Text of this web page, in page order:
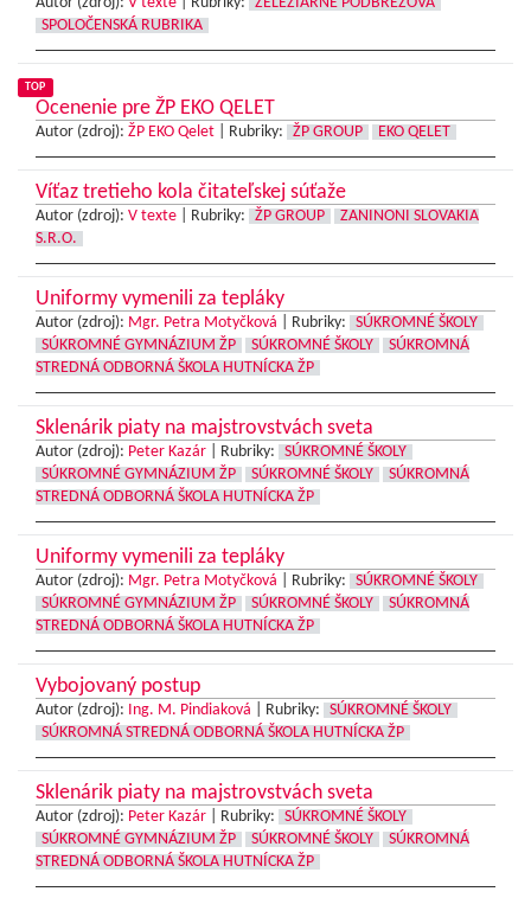
SPOLOČENSKÁ RUBRIKA
TOP
Ocenenie pre ŽP EKO QELET
Autor (zdroj): ŽP EKO Qelet Rubriky: ŽP GROUP EKO QELET
Víťaz tretieho kola čitateľskej súťaže
Autor (zdroj): V texte Rubriky: ŽP GROUP
ZANINONI SLOVAKIA
S.R.O.
Uniformy vymenili za tepláky
Autor (zdroj): Mgr. Petra Motyčková Rubriky:
SÚKROMNÉ ŠKOLY
SÚKROMNÉ GYMNÁZIUM ŽP
SÚKROMNÉ ŠKOLY
SÚKROMNÁ
STREDNÁ ODBORNÁ ŠKOLA HUTNÍCKA ŽP
Sklenárik piaty na majstrovstvách sveta
Autor (zdroj): Peter Kazár Rubriky:
SÚKROMNÉ ŠKOLY
SÚKROMNÉ GYMNÁZIUM ŽP
SÚKROMNÉ ŠKOLY
SÚKROMNÁ
STREDNÁ ODBORNÁ ŠKOLA HUTNÍCKA ŽP
Uniformy vymenili za tepláky
Autor (zdroj): Mgr. Petra Motyčková Rubriky:
SÚKROMNÉ ŠKOLY
SÚKROMNÉ GYMNÁZIUM ŽP
SÚKROMNÉ ŠKOLY
SÚKROMNÁ
STREDNÁ ODBORNÁ ŠKOLA HUTNÍCKA ŽP
Vybojovaný postup
Autor (zdroj): Ing. M. Pindiaková Rubriky:
SÚKROMNÉ ŠKOLY
SÚKROMNÁ STREDNÁ ODBORNÁ ŠKOLA HUTNÍCKA ŽP
Sklenárik piaty na majstrovstvách sveta
Autor (zdroj): Peter Kazár Rubriky:
SÚKROMNÉ ŠKOLY
SÚKROMNÉ GYMNÁZIUM ŽP
SÚKROMNÉ ŠKOLY
SÚKROMNÁ
STREDNÁ ODBORNÁ ŠKOLA HUTNÍCKA ŽP